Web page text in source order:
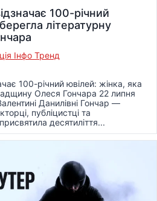
100-річний
літературну
Інфо Тренд
100-річний ювілей: жінка, яка
Олеся Гончара 22 липня
Данилівні Гончар —
публіцистці та
десятиліття...